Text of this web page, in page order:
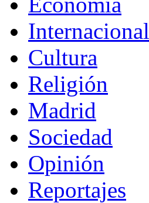
Internacional
Cultura
Religión
Madrid
Sociedad
Opinión
Reportajes